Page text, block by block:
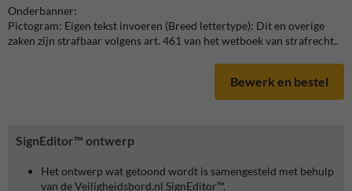
SignEditor™ ontwerp
Het ontwerp wat getoond wordt is samengesteld met behulp
van de Veiligheidsbord.nl SignEditor™.
Onderbanner:
Pictogram: Eigen tekst invoeren (Breed lettertype): Dit en overige
zaken zijn strafbaar volgens art. 461 van het wetboek van strafrecht..
Bewerk en bestel